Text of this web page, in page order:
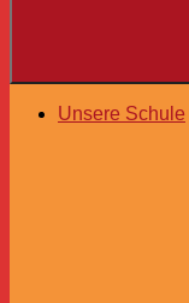
Unsere Schule